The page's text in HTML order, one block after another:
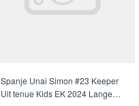
Spanje Unai Simon #23 Keeper
Uit tenue Kids EK 2024 Lange